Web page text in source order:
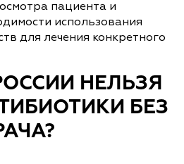
пациента и
использования
для лечения конкретного
НЕЛЬЗЯ
БЕЗ